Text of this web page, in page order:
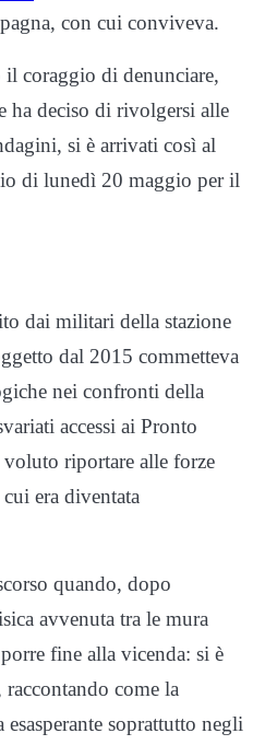
con cui conviveva.
coraggio di denunciare,
ha deciso di rivolgersi alle
si è arrivati così al
di lunedì 20 maggio per il
dai militari della stazione
dal 2015 commetteva
nei confronti della
accessi ai Pronto
riportare alle forze
era diventata
quando, dopo
avvenuta tra le mura
fine alla vicenda: si è
come la
soprattutto negli